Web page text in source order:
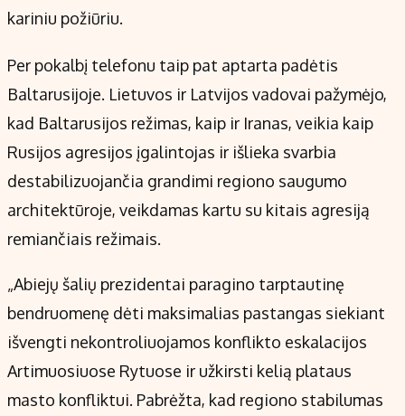
kariniu požiūriu.
Per pokalbį telefonu taip pat aptarta padėtis
Baltarusijoje. Lietuvos ir Latvijos vadovai pažymėjo,
kad Baltarusijos režimas, kaip ir Iranas, veikia kaip
Rusijos agresijos įgalintojas ir išlieka svarbia
destabilizuojančia grandimi regiono saugumo
architektūroje, veikdamas kartu su kitais agresiją
remiančiais režimais.
„Abiejų šalių prezidentai paragino tarptautinę
bendruomenę dėti maksimalias pastangas siekiant
išvengti nekontroliuojamos konflikto eskalacijos
Artimuosiuose Rytuose ir užkirsti kelią plataus
masto konfliktui. Pabrėžta, kad regiono stabilumas